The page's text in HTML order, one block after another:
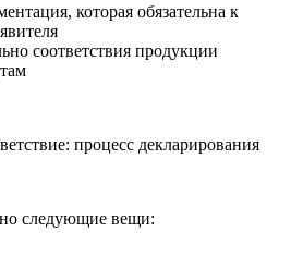
которая обязательна к
соответствия продукции
процесс декларирования
следующие вещи: